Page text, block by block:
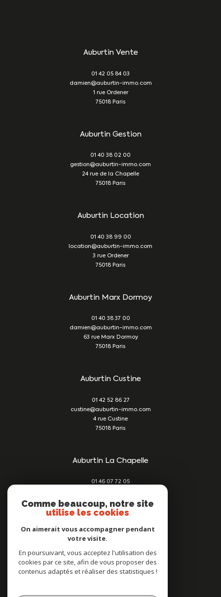
Auburtin Vente
01 42 05 84 03
damien@auburtin-immo.com
1 rue Ordener
75018
Paris
Auburtin Gestion
01 40 38 02 00
gestion@auburtin-immo.com
24 rue de la Chapelle
75018
Paris
Auburtin Location
01 40 38 99 00
location@auburtin-immo.com
3 rue Ordener
75018
Paris
Auburtin Marx Dormoy
01 40 38 37 00
damien@auburtin-immo.com
63 rue Marx Dormoy
75018
Paris
Auburtin Custine
01 42 52 86 27
custine@auburtin-immo.com
4 rue Custine
75018
Paris
Auburtin La Chapelle
01 46 07 72 05
209 rue du Faubourg St Denis
75010 Paris
Nous suivre sur
Comme beaucoup, notre site
utilise les cookies
On aimerait vous accompagner pendant
votre visite.
En poursuivant, vous acceptez l'utilisation des
cookies par ce site, afin de vous proposer des
contenus adaptés et réaliser des statistiques !